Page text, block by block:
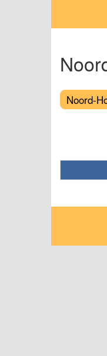
Noord-